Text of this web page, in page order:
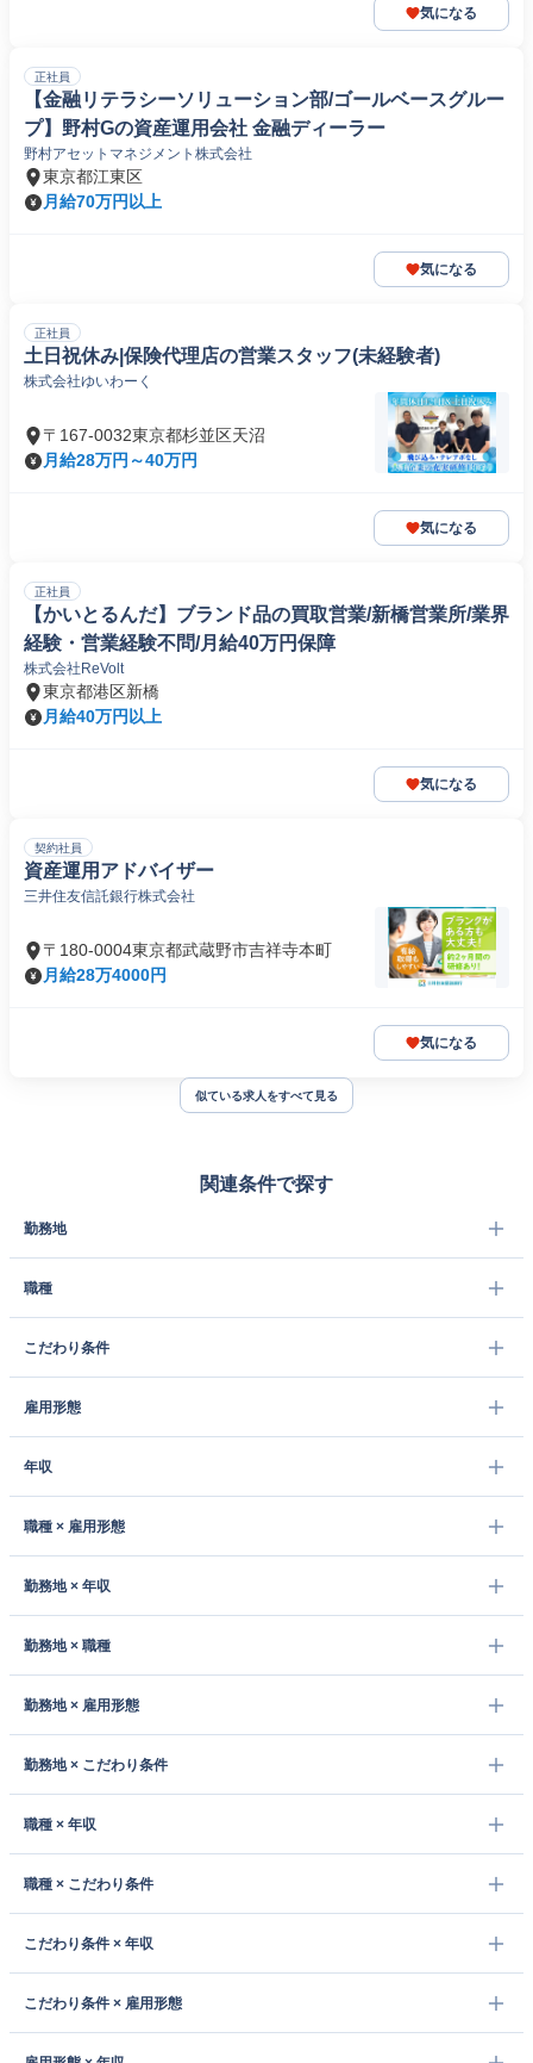
気になる
正社員
【金融リテラシーソリューション部/ゴールベースグルー
プ】野村Gの資産運用会社 金融ディーラー
野村アセットマネジメント株式会社
東京都江東区
月給70万円以上
気になる
正社員
土日祝休み|保険代理店の営業スタッフ(未経験者)
株式会社ゆいわーく
〒167-0032東京都杉並区天沼
月給28万円～40万円
気になる
正社員
【かいとるんだ】ブランド品の買取営業/新橋営業所/業界
経験・営業経験不問/月給40万円保障
株式会社ReVolt
東京都港区新橋
月給40万円以上
気になる
契約社員
資産運用アドバイザー
三井住友信託銀行株式会社
〒180-0004東京都武蔵野市吉祥寺本町
月給28万4000円
気になる
似ている求人をすべて見る
関連条件で探す
勤務地
職種
こだわり条件
雇用形態
年収
職種 × 雇用形態
勤務地 × 年収
勤務地 × 職種
勤務地 × 雇用形態
勤務地 × こだわり条件
職種 × 年収
職種 × こだわり条件
こだわり条件 × 年収
こだわり条件 × 雇用形態